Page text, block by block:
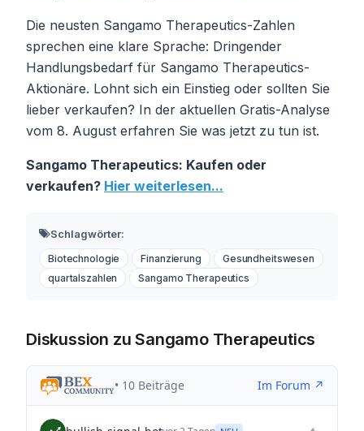
Die neusten Sangamo Therapeutics-Zahlen
sprechen eine klare Sprache: Dringender
Handlungsbedarf für Sangamo Therapeutics-
Aktionäre. Lohnt sich ein Einstieg oder sollten Sie
lieber verkaufen? In der aktuellen Gratis-Analyse
vom 8. August erfahren Sie was jetzt zu tun ist.
Sangamo Therapeutics: Kaufen oder
verkaufen? Hier weiterlesen...
Schlagwörter:
Biotechnologie Finanzierung
Gesundheitswesen
quartalszahlen
Sangamo Therapeutics
Diskussion zu Sangamo Therapeutics